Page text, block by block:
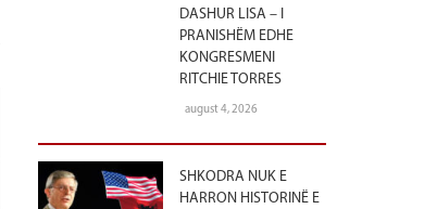
DASHUR LISA – I
PRANISHËM EDHE
KONGRESMENI
RITCHIE TORRES
august 4, 2026
SHKODRA NUK E
HARRON HISTORINË E